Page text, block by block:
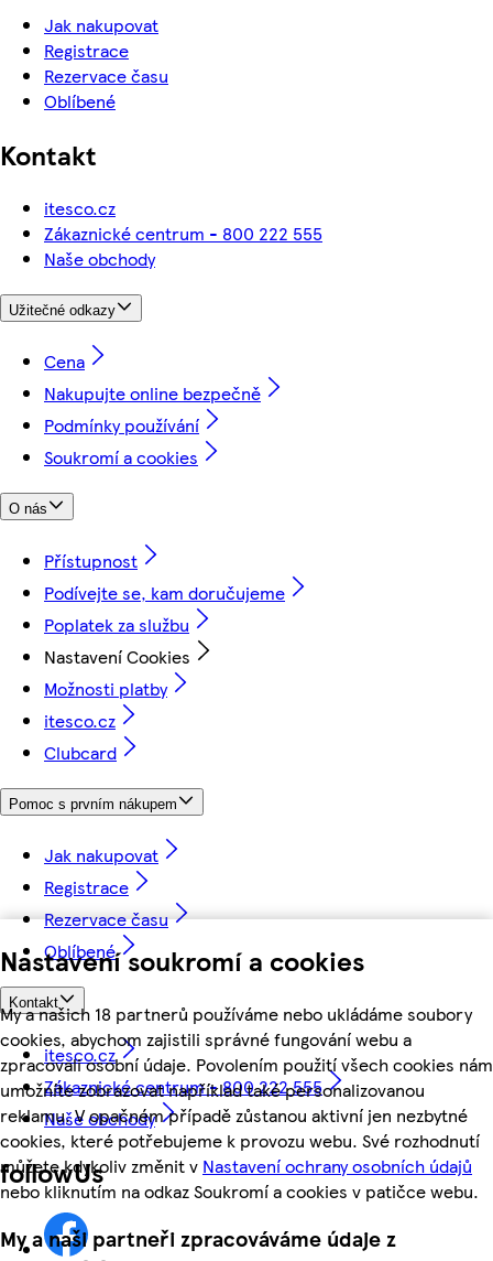
Nastavení soukromí a cookies
My a našich 18 partnerů používáme nebo ukládáme soubory
cookies, abychom zajistili správné fungování webu a
zpracovali osobní údaje. Povolením použití všech cookies nám
umožníte zobrazovat například také personalizovanou
reklamu. V opačném případě zůstanou aktivní jen nezbytné
cookies, které potřebujeme k provozu webu. Své rozhodnutí
můžete kdykoliv změnit v Nastavení ochrany osobních údajů
nebo kliknutím na odkaz Soukromí a cookies v patičce webu.
My a naši partneři zpracováváme údaje z
Jak nakupovat
Registrace
Rezervace času
Oblíbené
Kontakt
itesco.cz
Zákaznické centrum - 800 222 555
Naše obchody
Užitečné odkazy
Cena
Nakupujte online bezpečně
Podmínky používání
Soukromí a cookies
O nás
Přístupnost
Podívejte se, kam doručujeme
Poplatek za službu
Nastavení Cookies
Možnosti platby
itesco.cz
Clubcard
Pomoc s prvním nákupem
Jak nakupovat
Registrace
Rezervace času
Oblíbené
Kontakt
itesco.cz
Zákaznické centrum - 800 222 555
Naše obchody
followUs